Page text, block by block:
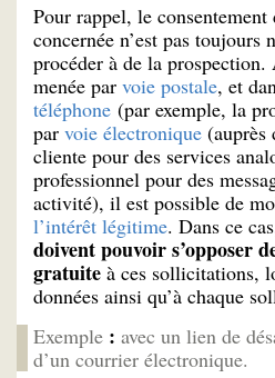
Pour rappel, le consentement
concernée n’est pas toujours
procéder à de la
menée par voie postale, et
téléphone (par exemple, la
par voie électronique (auprès
cliente pour des services
professionnel pour des
activité), il est possible de
l’intérêt légitime. Dans ce
doivent pouvoir s’opposer
gratuite à ces sollicitations,
données ainsi qu’à chaque
Exemple : avec un lien de
d’un courrier électronique.